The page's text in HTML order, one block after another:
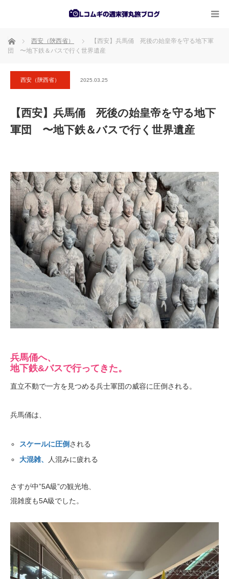
ホーム 西安（陝西省）
【西安】兵馬俑 死後の始皇帝を守る地下軍
団 〜地下鉄＆バスで行く世界遺産
西安（陝西省） 2025.03.25
【西安】兵馬俑 死後の始皇帝を守る地下
軍団 〜地下鉄＆バスで行く世界遺産
兵馬俑へ、
地下鉄&バスで行ってきた。
直立不動で一方を見つめる兵士軍団の威容に圧倒される。
兵馬俑は、
スケールに圧倒される
大混雑、
人混みに疲れる
さすが中”5A級”の観光地、
混雑度も5A級でした。